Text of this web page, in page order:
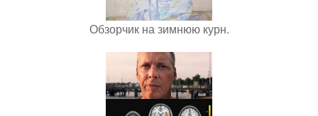
Обзорчик на зимнюю курн.